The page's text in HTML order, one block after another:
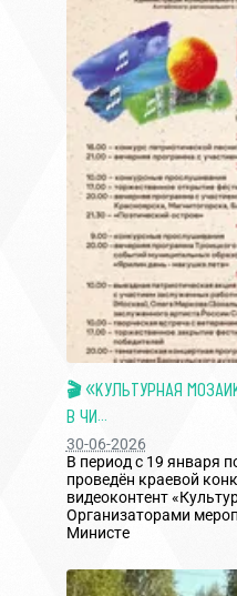
🎬 «КУЛЬТУРНАЯ
В ЧИ...
30-06-2026
В период с 19 января
проведён краевой
видеоконтент
Организаторами
Министе